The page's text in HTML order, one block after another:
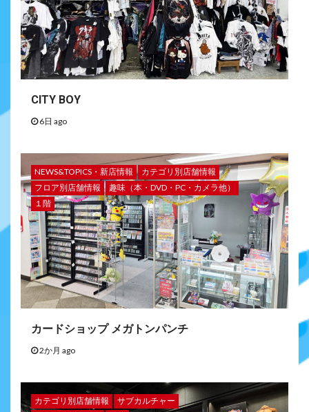
CITY BOY
6日 ago
NEWS&TOPICS・新店情報
カテゴリ別店舗情報
フロア別店舗情報
趣味（本・DVD・PC・カメラ他）
１階
カードショップ メガトンパンチ
2か月 ago
カテゴリ別店舗情報
サブカルチャー